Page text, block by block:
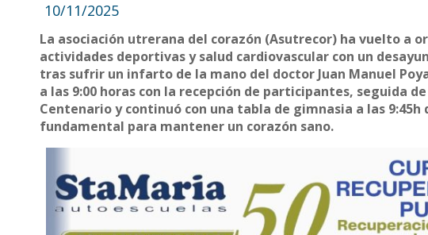
10/11/2025
La asociación utrerana del corazón (Asutrecor) ha vuelto a
actividades deportivas y salud cardiovascular con un
tras sufrir un infarto de la mano del doctor Juan Manuel
a las 9:00 horas con la recepción de participantes, seguida
Centenario y continuó con una tabla de gimnasia a las
fundamental para mantener un corazón sano.